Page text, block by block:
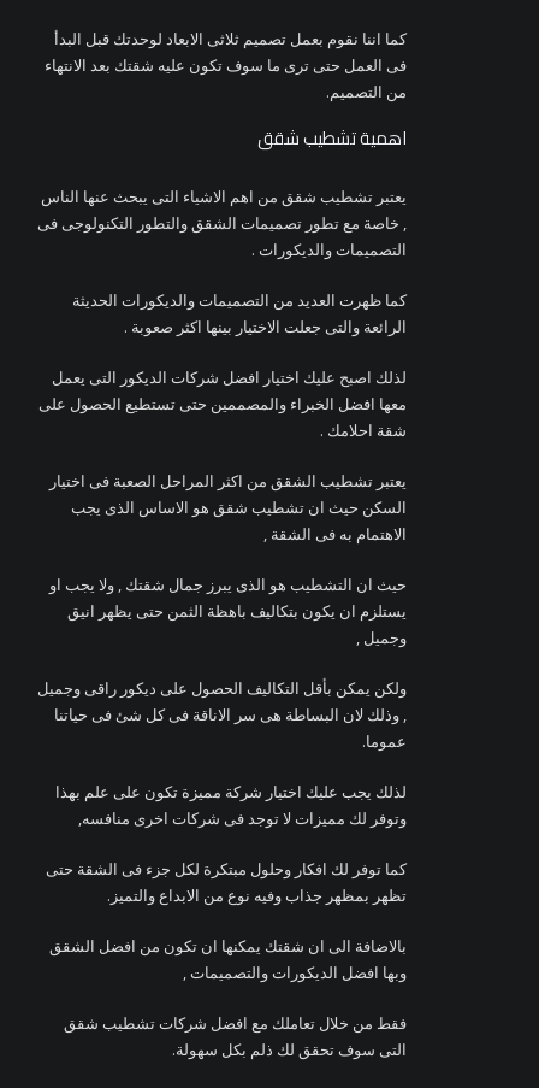
كما اننا نقوم بعمل تصميم ثلاثى الابعاد لوحدتك قبل البدأ
فى العمل حتى ترى ما سوف تكون عليه شقتك بعد الانتهاء
من التصميم.
اهمية تشطيب شقق
يعتبر تشطيب شقق من اهم الاشياء التى يبحث عنها الناس
, خاصة مع تطور تصميمات الشقق والتطور التكنولوجى فى
التصميمات والديكورات .
كما ظهرت العديد من التصميمات والديكورات الحديثة
الرائعة والتى جعلت الاختيار بينها اكثر صعوبة .
لذلك اصبح عليك اختيار افضل شركات الديكور التى يعمل
معها افضل الخبراء والمصممين حتى تستطيع الحصول على
شقة احلامك .
يعتبر تشطيب الشقق من اكثر المراحل الصعبة فى اختيار
السكن حيث ان تشطيب شقق هو الاساس الذى يجب
الاهتمام به فى الشقة ,
حيث ان التشطيب هو الذى يبرز جمال شقتك , ولا يجب او
يستلزم ان يكون بتكاليف باهظة الثمن حتى يظهر انيق
وجميل ,
ولكن يمكن بأقل التكاليف الحصول على ديكور راقى وجميل
, وذلك لان البساطة هى سر الاناقة فى كل شئ فى حياتنا
عموما.
لذلك يجب عليك اختيار شركة مميزة تكون على علم بهذا
وتوفر لك مميزات لا توجد فى شركات اخرى منافسه,
كما توفر لك افكار وحلول مبتكرة لكل جزء فى الشقة حتى
تظهر بمظهر جذاب وفيه نوع من الابداع والتميز.
بالاضافة الى ان شقتك يمكنها ان تكون من افضل الشقق
وبها افضل الديكورات والتصميمات ,
فقط من خلال تعاملك مع افضل شركات تشطيب شقق
التى سوف تحقق لك ذلم بكل سهولة.